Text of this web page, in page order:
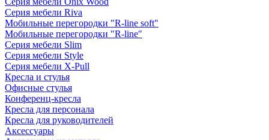
Серия мебели Riva
Мобильные перегородки "R-line soft"
Мобильные перегородки "R-line"
Серия мебели Slim
Серия мебели Style
Серия мебели X-Pull
Кресла и стулья
Офисные стулья
Конференц-кресла
Кресла для персонала
Кресла для руководителей
Аксессуары